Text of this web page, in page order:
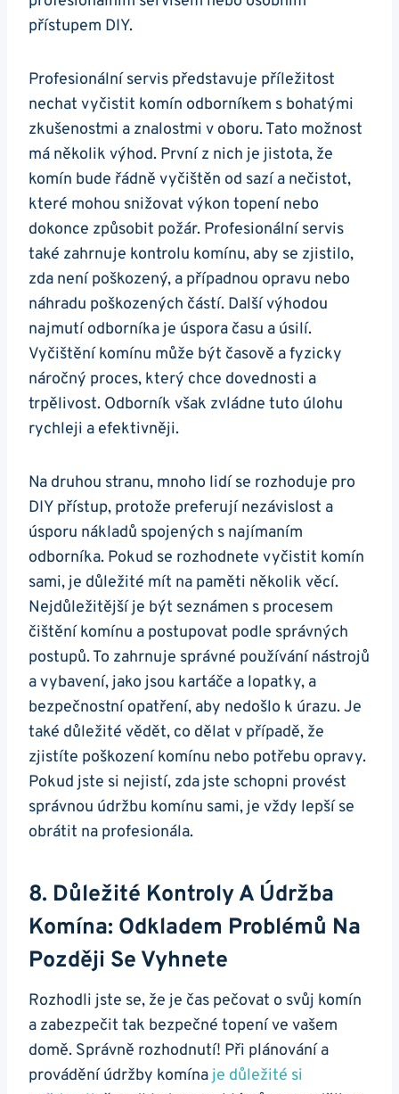
přístupem DIY.
Profesionální servis představuje příležitost
nechat vyčistit komín odborníkem s bohatými
zkušenostmi a znalostmi v oboru. Tato možnost
má několik výhod. První z nich je jistota, že
komín bude řádně vyčištěn od sazí a nečistot,
které mohou snižovat výkon topení nebo
dokonce způsobit požár. Profesionální servis
také zahrnuje kontrolu komínu, aby se zjistilo,
zda není poškozený, a případnou opravu nebo
náhradu poškozených částí. Další výhodou
najmutí odborníka je úspora času a úsilí.
Vyčištění komínu může být časově a fyzicky
náročný proces, který chce dovednosti a
trpělivost. Odborník však zvládne tuto úlohu
rychleji a efektivněji.
Na druhou stranu, mnoho lidí se rozhoduje pro
DIY přístup, protože preferují nezávislost a
úsporu nákladů spojených s najímaním
odborníka. Pokud se rozhodnete vyčistit komín
sami, je důležité mít na paměti několik věcí.
Nejdůležitější je být seznámen s procesem
čištění komínu a postupovat podle správných
postupů. To zahrnuje správné používání nástrojů
a vybavení, jako jsou kartáče a lopatky, a
bezpečnostní opatření, aby nedošlo k úrazu. Je
také důležité vědět, co dělat v případě, že
zjistíte poškození komínu nebo potřebu opravy.
Pokud jste si nejistí, zda jste schopni provést
správnou údržbu komínu sami, je vždy lepší se
obrátit na profesionála.
8. Důležité Kontroly A Údržba
Komína: Odkladem Problémů Na
Později Se Vyhnete
Rozhodli jste se, že je čas pečovat o svůj komín
a zabezpečit tak bezpečné topení ve vašem
domě. Správně rozhodnutí! Při plánování a
provádění údržby komína je důležité si